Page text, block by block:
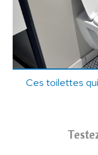
Ces toilettes